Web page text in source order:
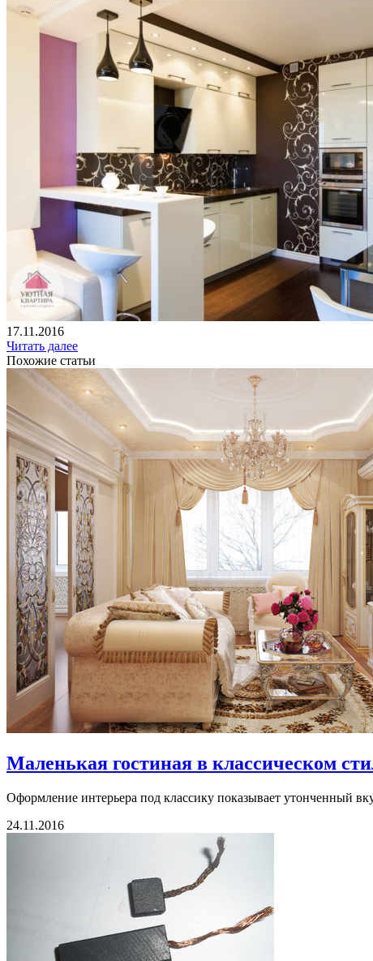
17.11.2016
Читать далее
Похожие статьи
Маленькая гостиная в классическом
Оформление интерьера под классику показывает утонченный
24.11.2016